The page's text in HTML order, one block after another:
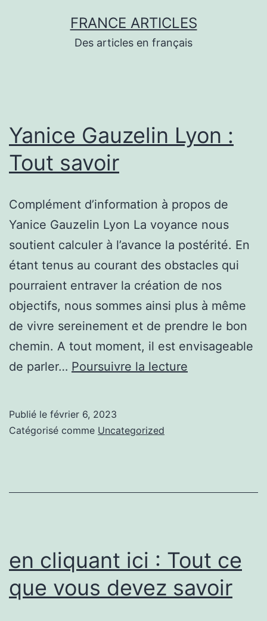
FRANCE ARTICLES
Des articles en français
Yanice Gauzelin Lyon :
Tout savoir
Complément d’information à propos de
Yanice Gauzelin Lyon La voyance nous
soutient calculer à l’avance la postérité. En
étant tenus au courant des obstacles qui
pourraient entraver la création de nos
objectifs, nous sommes ainsi plus à même
de vivre sereinement et de prendre le bon
chemin. A tout moment, il est envisageable
de parler… Poursuivre la lecture
Publié le février 6, 2023
Catégorisé comme Uncategorized
en cliquant ici : Tout ce
que vous devez savoir